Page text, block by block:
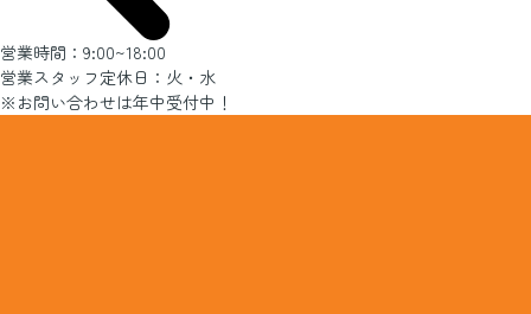
営業時間：9:00~18:00
営業スタッフ定休日：火・水
※お問い合わせは年中受付中！